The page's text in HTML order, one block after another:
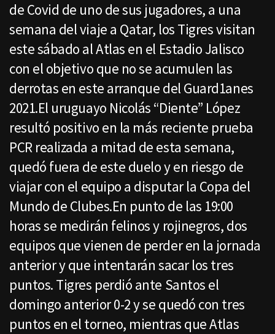
de Covid de uno de sus jugadores, a una
semana del viaje a Qatar, los Tigres visitan
este sábado al Atlas en el Estadio Jalisco
con el objetivo que no se acumulen las
derrotas en este arranque del Guard1anes
2021.El uruguayo Nicolás “Diente” López
resultó positivo en la más reciente prueba
PCR realizada a mitad de esta semana,
quedó fuera de este duelo y en riesgo de
viajar con el equipo a disputar la Copa del
Mundo de Clubes.En punto de las 19:00
horas se medirán felinos y rojinegros, dos
equipos que vienen de perder en la jornada
anterior y que intentarán sacar los tres
puntos. Tigres perdió ante Santos el
domingo anterior 0-2 y se quedó con tres
puntos en el torneo, mientras que Atlas